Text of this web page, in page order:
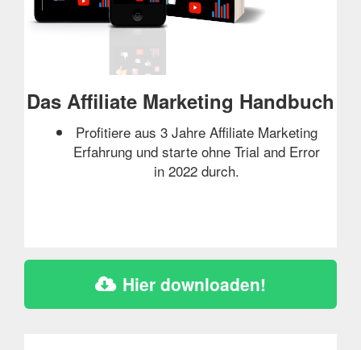
Das Affiliate Marketing Handbuch
Profitiere aus 3 Jahre Affiliate Marketing
Erfahrung und starte ohne Trial and Error
in 2022 durch.
Hier downloaden!